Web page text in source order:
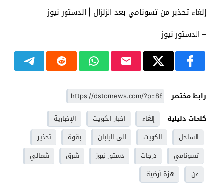
إلغاء تحذير من تسونامي بعد الزلزال | الدستور نيوز
– الدستور نيوز
رابط مختصر
كلمات دليلية
إلغاء اخبار الكويت
الإخبارية
الساحل
الكويت الى اليابان بقوة
تحذير
تسونامي
درجات دستور نيوز شرق
شمالي
عن
هزة أرضية